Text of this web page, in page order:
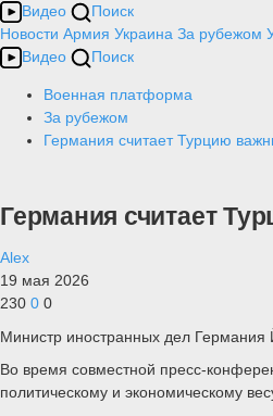
Видео
Поиск
Новости Армия Украина За рубежом
Видео
Поиск
Военная платформа
За рубежом
Германия считает Турцию
Германия считает
Alex
19 мая 2026
230 0 0
Министр иностранных дел Германия
Во время совместной пресс-
политическому и экономическому